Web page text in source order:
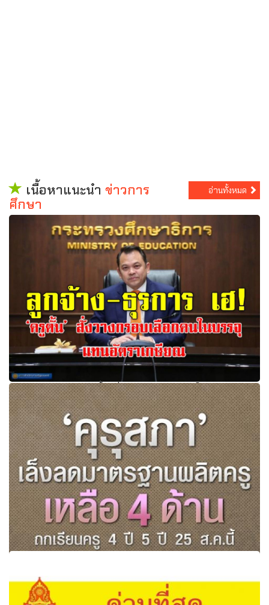
เนื้อหาแนะนำ ข่าวการ
ศึกษา
อ่านทั้งหมด
ลูกจ้าง-ธุรการ เฮ! ‘ครูตั้น’ สั่งวางกรอบเลือกคนในบรรจุแทน
อัตราเกษียณ
‘คุรุสภา’ เล็งลดมาตรฐานผลิตครูเหลือ 4 ด้าน ถกเรียนครู 4 ปี
5 ปี 25 ส.ค.นี้